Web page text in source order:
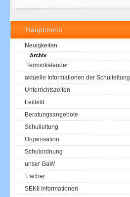
Hauptmenü
Neuigkeiten
Archiv
Terminkalender
aktuelle Informationen der Schulleitung
Unterrichtszeiten
Leitbild
Beratungsangebote
Schulleitung
Organisation
Schulordnung
unser GaW
Fächer
SEKII Informationen